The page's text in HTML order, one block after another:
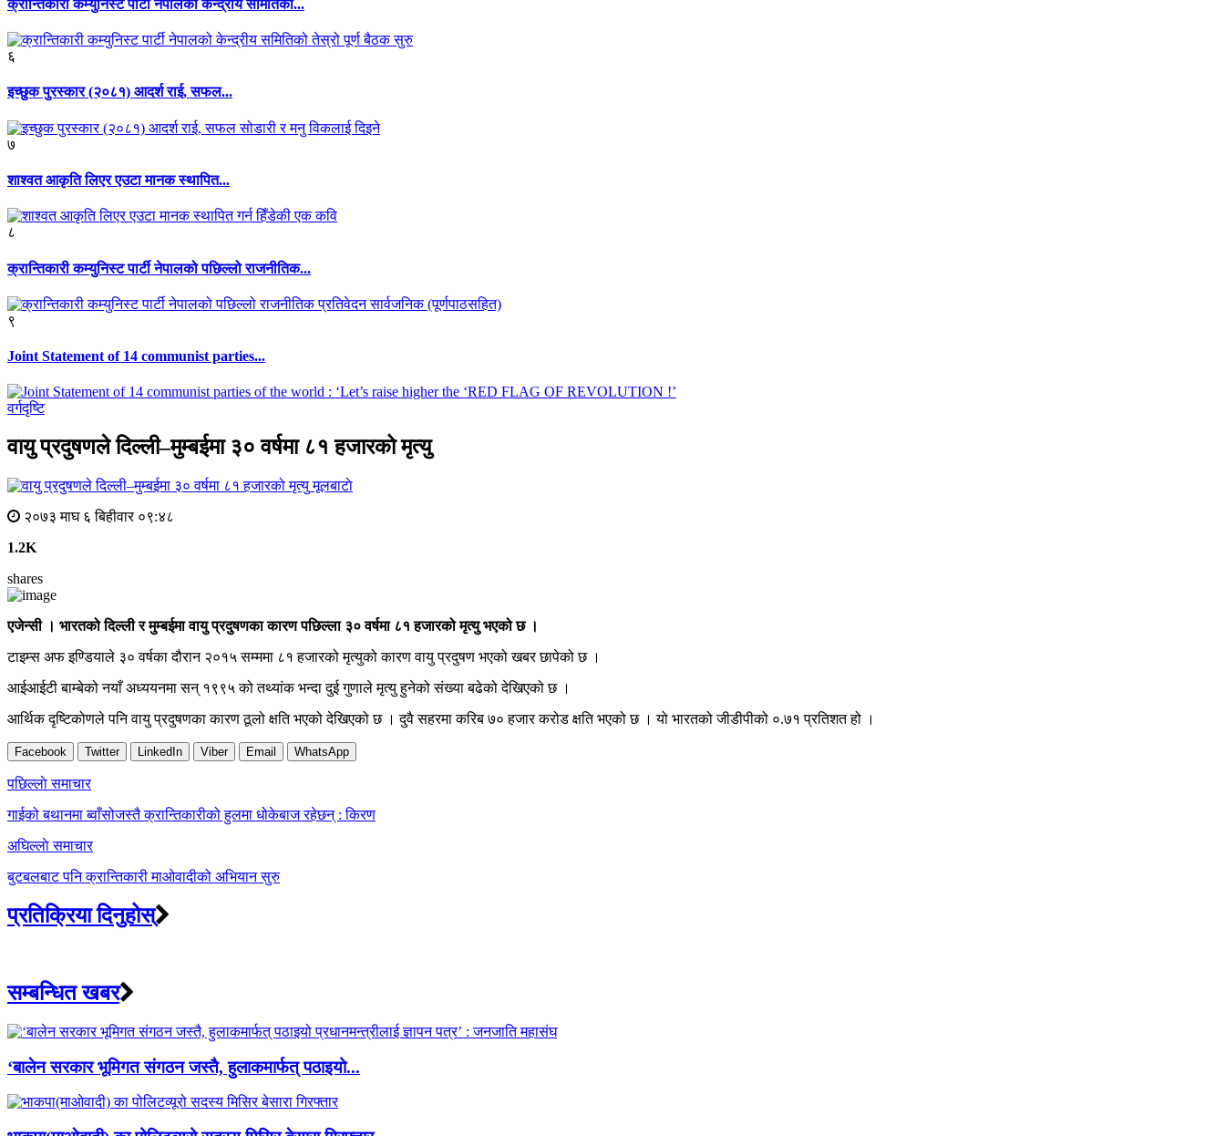
क्रान्तिकारी कम्युनिस्ट पार्टी नेपालको केन्द्रीय समितिको...
६
इच्छुक पुरस्कार (२०८१) आदर्श राई, सफल...
७
शाश्वत आकृति लिएर एउटा मानक स्थापित...
८
क्रान्तिकारी कम्युनिस्ट पार्टी नेपालको पछिल्लो राजनीतिक...
९
Joint Statement of 14 communist parties...
वर्गदृष्टि
वायु प्रदुषणले दिल्ली–मुम्बईमा ३० वर्षमा ८१ हजारको मृत्यु
मूलबाटाे
२०७३ माघ ६ बिहीवार ०९:४८
1.2K
shares
एजेन्सी । भारतको दिल्ली र मुम्बईमा वायु प्रदुषणका कारण पछिल्ला ३० वर्षमा ८१ हजारको मृत्यु भएको छ ।
टाइम्स अफ इण्डियाले ३० वर्षका दौरान २०१५ सम्ममा ८१ हजारको मृत्युको कारण वायु प्रदुषण भएको खबर छापेको छ ।
आईआईटी बाम्बेको नयाँ अध्ययनमा सन् १९९५ को तथ्यांक भन्दा दुई गुणाले मृत्यु हुनेको संख्या बढेको देखिएको छ ।
आर्थिक दृष्टिकोणले पनि वायु प्रदुषणका कारण ठूलो क्षति भएको देखिएको छ । दुवै सहरमा करिब ७० हजार करोड क्षति भएको छ । यो भारतको जीडीपीको ०.७१ प्रतिशत हो ।
Facebook Twitter LinkedIn Viber Email WhatsApp
Post
navigation
पछिल्लाे समाचार
गाईको बथानमा ब्वाँसोजस्तै क्रान्तिकारीको हुलमा धोकेबाज रहेछन् : किरण
अघिल्लाे समाचार
बुटबलबाट पनि क्रान्तिकारी माओवादीको अभियान सुरु
प्रतिक्रिया दिनुहोस्
सम्बन्धित खबर
‘बालेन सरकार भूमिगत संगठन जस्तै, हुलाकमार्फत् पठाइयो...